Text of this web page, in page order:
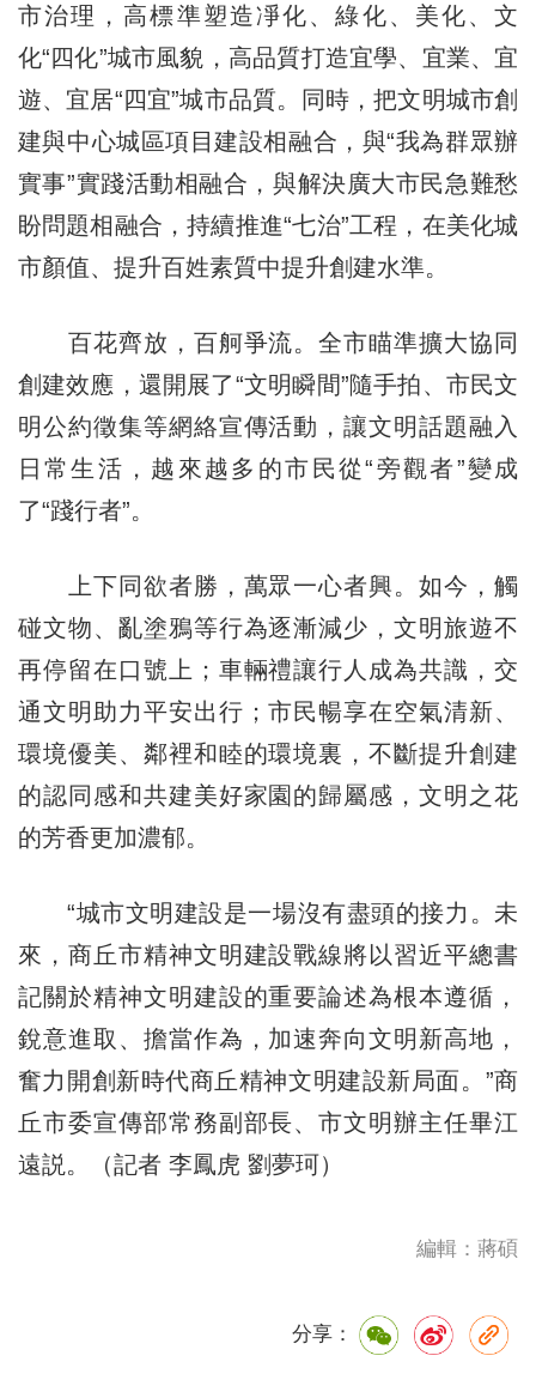
市治理，高標準塑造凈化、綠化、美化、文
化“四化”城市風貌，高品質打造宜學、宜業、宜
遊、宜居“四宜”城市品質。同時，把文明城市創
建與中心城區項目建設相融合，與“我為群眾辦
實事”實踐活動相融合，與解決廣大市民急難愁
盼問題相融合，持續推進“七治”工程，在美化城
市顏值、提升百姓素質中提升創建水準。
百花齊放，百舸爭流。全市瞄準擴大協同
創建效應，還開展了“文明瞬間”隨手拍、市民文
明公約徵集等網絡宣傳活動，讓文明話題融入
日常生活，越來越多的市民從“旁觀者”變成
了“踐行者”。
上下同欲者勝，萬眾一心者興。如今，觸
碰文物、亂塗鴉等行為逐漸減少，文明旅遊不
再停留在口號上；車輛禮讓行人成為共識，交
通文明助力平安出行；市民暢享在空氣清新、
環境優美、鄰裡和睦的環境裏，不斷提升創建
的認同感和共建美好家園的歸屬感，文明之花
的芳香更加濃郁。
“城市文明建設是一場沒有盡頭的接力。未
來，商丘市精神文明建設戰線將以習近平總書
記關於精神文明建設的重要論述為根本遵循，
銳意進取、擔當作為，加速奔向文明新高地，
奮力開創新時代商丘精神文明建設新局面。”商
丘市委宣傳部常務副部長、市文明辦主任畢江
遠説。（記者 李鳳虎 劉夢珂）
編輯：蔣碩
分享：